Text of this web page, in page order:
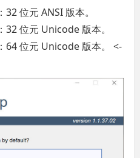
：32 位元 ANSI 版本。
：32 位元 Unicode 版本。
：64 位元 Unicode 版本。 <-